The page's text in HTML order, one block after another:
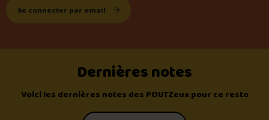
Se connecter par email
Dernières notes
Voici les dernières notes des POUTZeux pour ce resto